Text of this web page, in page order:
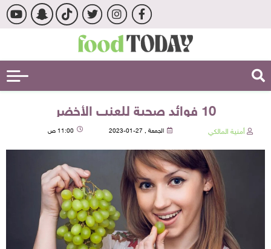
10 فوائد صحية للعنب الأخضر
أمنية المالكي الجمعة , 27-01-2023 11:00 ص